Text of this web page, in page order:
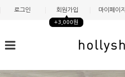
로그인 회원가입
+3,000원
마이페이지